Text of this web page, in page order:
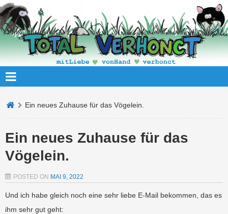
Ein neues Zuhause für das Vögelein.
Ein neues Zuhause für das
Vögelein.
POSTED ON MAI 9, 2022
Und ich habe gleich noch eine sehr liebe E-Mail bekommen, das es
ihm sehr gut geht: